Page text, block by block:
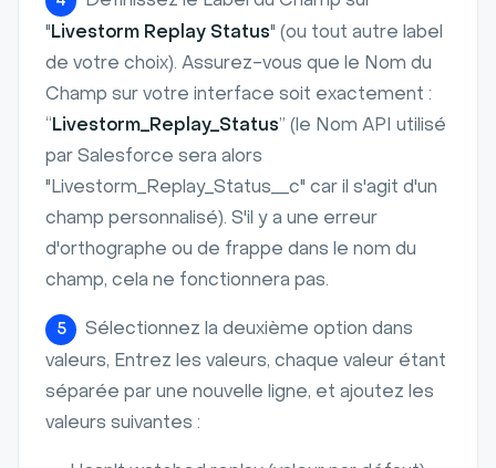
"Livestorm Replay Status" (ou tout autre label
de votre choix). Assurez-vous que le Nom du
Champ sur votre interface soit exactement :
“Livestorm_Replay_Status” (le Nom API utilisé
par Salesforce sera alors
"Livestorm_Replay_Status__c" car il s'agit d'un
champ personnalisé). S'il y a une erreur
d'orthographe ou de frappe dans le nom du
champ, cela ne fonctionnera pas.
5
Sélectionnez la deuxième option dans
valeurs, Entrez les valeurs, chaque valeur étant
séparée par une nouvelle ligne, et ajoutez les
valeurs suivantes :